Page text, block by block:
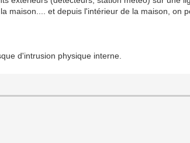
maison.... et depuis l'intérieur de la maison, on
d'intrusion physique interne.